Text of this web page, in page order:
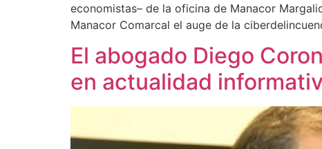
economistas– de la oficina de Manacor
Manacor Comarcal el auge de la
El abogado Diego
en actualidad